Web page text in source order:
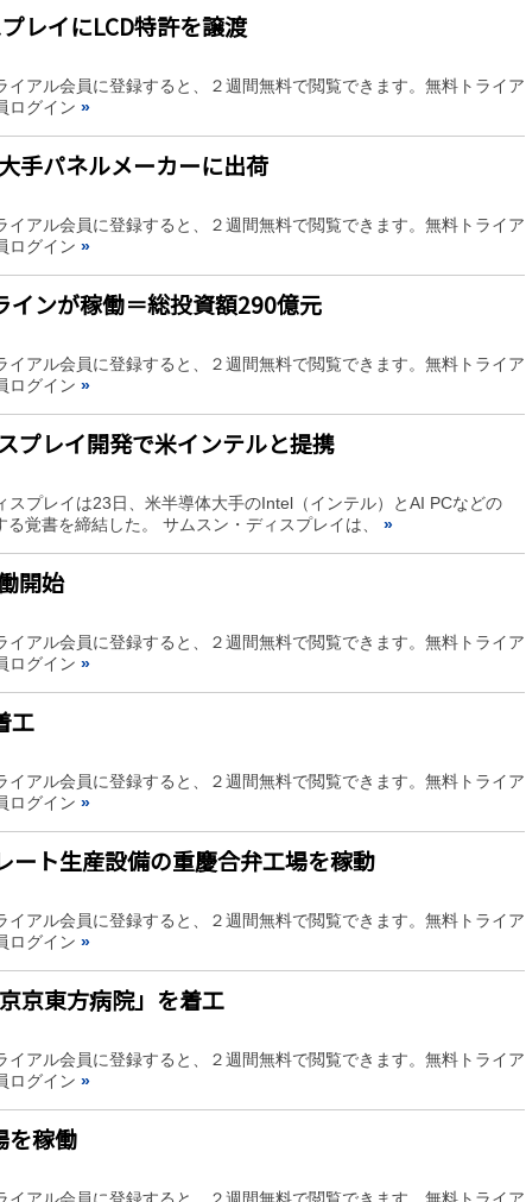
レイにLCD特許を譲渡
アル会員に登録すると、２週間無料で閲覧できます。無料トライア
ログイン »
手パネルメーカーに出荷
アル会員に登録すると、２週間無料で閲覧できます。無料トライア
ログイン »
インが稼働＝総投資額290億元
アル会員に登録すると、２週間無料で閲覧できます。無料トライア
ログイン »
プレイ開発で米インテルと提携
プレイは23日、米半導体大手のIntel（インテル）とAI PCなどの
覚書を締結した。 サムスン・ディスプレイは、 »
開始
アル会員に登録すると、２週間無料で閲覧できます。無料トライア
ログイン »
工
アル会員に登録すると、２週間無料で閲覧できます。無料トライア
ログイン »
ート生産設備の重慶合弁工場を稼動
アル会員に登録すると、２週間無料で閲覧できます。無料トライア
ログイン »
京東方病院」を着工
アル会員に登録すると、２週間無料で閲覧できます。無料トライア
ログイン »
を稼働